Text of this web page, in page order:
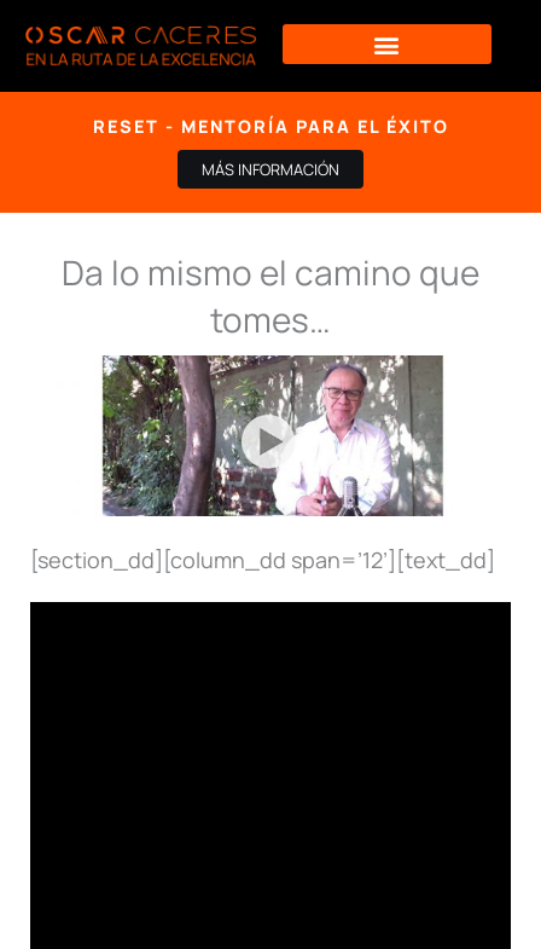
contenido
RESET - MENTORÍA PARA EL ÉXITO
MÁS INFORMACIÓN
Da lo mismo el camino que
tomes…
[section_dd][column_dd span=’12’][text_dd]